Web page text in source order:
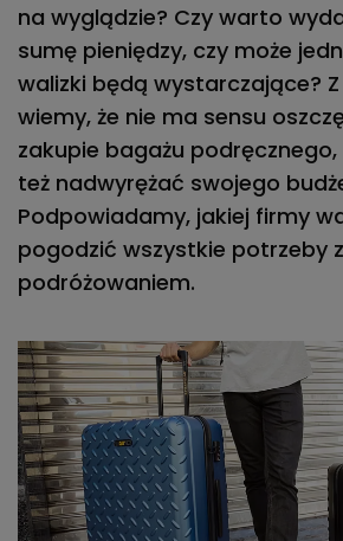
na wyglądzie? Czy warto
sumę pieniędzy, czy może
walizki będą wystarczające?
wiemy, że nie ma sensu
zakupie bagażu podręcznego
też nadwyrężać swojego
Podpowiadamy, jakiej firmy
pogodzić wszystkie potrzeby
podróżowaniem.